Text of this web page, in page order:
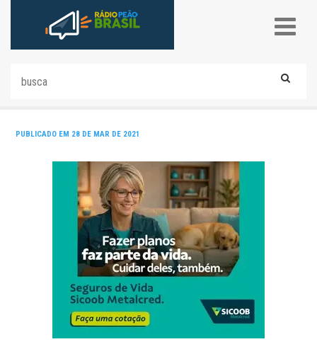
PUBLICADO EM 28 DE MAR DE 2021